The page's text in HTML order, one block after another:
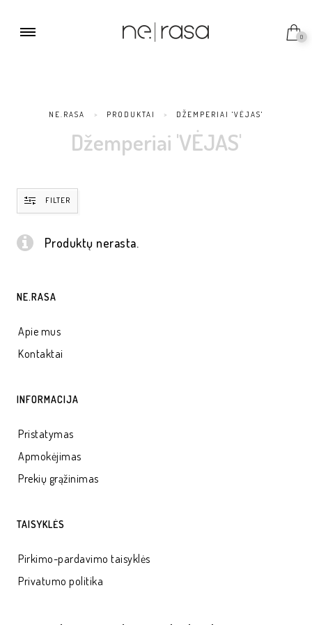
0
NE.RASA > PRODUKTAI > DŽEMPERIAI 'VĖJAS'
Džemperiai 'VĖJAS'
FILTER
Produktų nerasta.
NE.RASA
Apie mus
Kontaktai
INFORMACIJA
Pristatymas
Apmokėjimas
Prekių grąžinimas
TAISYKLĖS
Pirkimo-pardavimo taisyklės
Privatumo politika